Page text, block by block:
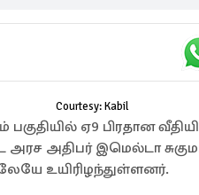
Courtesy: Kabil
ஏ9 பிரதான
அதிபர் இமெல்டா
உயிரிழந்துள்ளனர்.